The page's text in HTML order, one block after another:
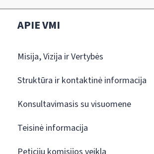
APIE VMI
Misija, Vizija ir Vertybės
Struktūra ir kontaktinė informacija
Konsultavimasis su visuomene
Teisinė informacija
Peticijų komisijos veikla